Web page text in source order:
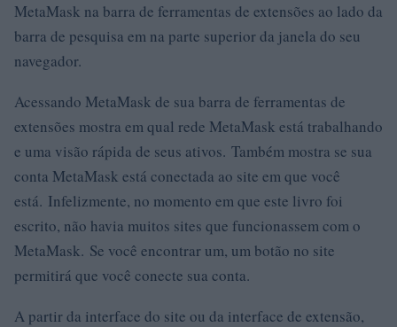
MetaMask na barra de ferramentas de extensões ao lado da
barra de pesquisa em na parte superior da janela do seu
navegador.
Acessando MetaMask de sua barra de ferramentas de
extensões mostra em qual rede MetaMask está trabalhando
e uma visão rápida de seus ativos. Também mostra se sua
conta MetaMask está conectada ao site em que você
está. Infelizmente, no momento em que este livro foi
escrito, não havia muitos sites que funcionassem com o
MetaMask. Se você encontrar um, um botão no site
permitirá que você conecte sua conta.
A partir da interface do site ou da interface de extensão,